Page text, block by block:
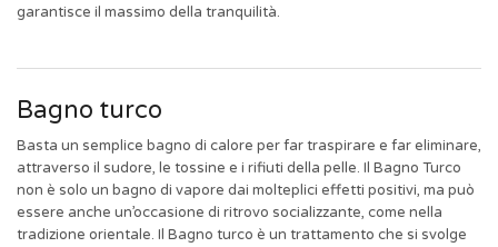
garantisce il massimo della tranquilità.
Bagno turco
Basta un semplice bagno di calore per far traspirare e far eliminare,
attraverso il sudore, le tossine e i rifiuti della pelle. Il Bagno Turco
non è solo un bagno di vapore dai molteplici effetti positivi, ma può
essere anche un’occasione di ritrovo socializzante, come nella
tradizione orientale. Il Bagno turco è un trattamento che si svolge